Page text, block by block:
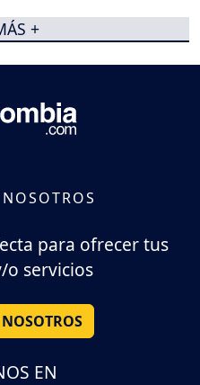
+
para ofrecer tus
o servicios
EN